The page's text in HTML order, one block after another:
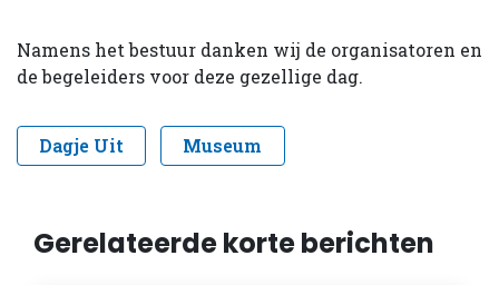
Namens het bestuur danken wij de organisatoren en
de begeleiders voor deze gezellige dag.
Dagje Uit Museum
Gerelateerde korte berichten